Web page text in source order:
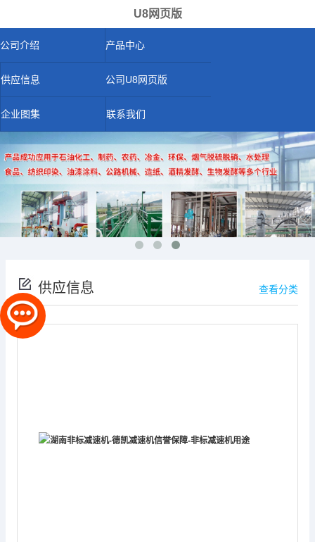
U8网页版
公司介绍 产品中心
供应信息 公司U8网页版
企业图集 联系我们
供应信息 查看分类